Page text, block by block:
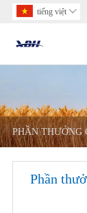
tiếng việt 
PHẦN THƯỞNG
Phần